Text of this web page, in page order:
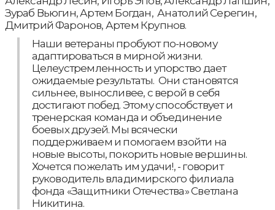
Зураб Вьюгин, Артем Богдан, Анатолий Серегин,
Дмитрий Фаронов, Артем Крупнов.
Наши ветераны пробуют по-новому
адаптироваться в мирной жизни.
Целеустремленность и упорство дает
ожидаемые результаты. Они становятся
сильнее, выносливее, с верой в себя
достигают побед. Этому способствует и
тренерская команда и объединение
боевых друзей. Мы всячески
поддерживаем и помогаем взойти на
новые высоты, покорить новые вершины.
Хочется пожелать им удачи!, - говорит
руководитель владимирского филиала
фонда «Защитники Отечества» Светлана
Никитина.